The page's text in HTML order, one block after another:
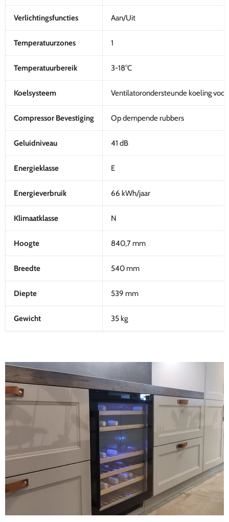
Verlichtingsfuncties Aan/Uit
Temperatuurzones 1
Temperatuurbereik 3-18°C
Koelsysteem Ventilatorondersteunde koeling
Compressor Bevestiging Op dempende rubbers
Geluidniveau 41 dB
Energieklasse E
Energieverbruik 66 kWh/jaar
Klimaatklasse N
Hoogte 840,7 mm
Breedte 540 mm
Diepte 539 mm
Gewicht 35 kg